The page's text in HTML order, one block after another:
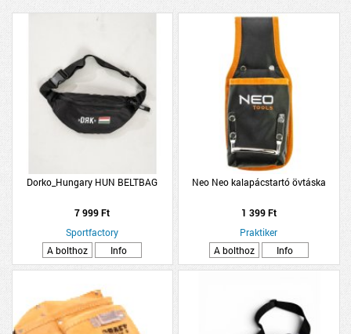
Dorko_Hungary HUN BELTBAG
7 999 Ft
Sportfactory
A bolthoz
Info
Neo Neo kalapácstartó övtáska
1 399 Ft
Praktiker
A bolthoz
Info